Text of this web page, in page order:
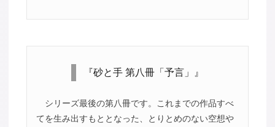
『砂と手 第八冊「予言」』
シリーズ最後の第八冊です。これまでの作品すべ
てを生み出すもととなった、とりとめのない空想や